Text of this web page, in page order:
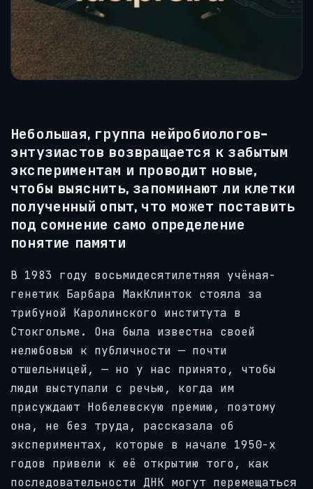
Небольшая, группа нейробиологов-
энтузиастов возвращается к забытым
экспериментам и проводит новые,
чтобы выяснить, запоминают ли клетки
полученный опыт, что может поставить
под сомнение само определение
понятие памяти
В 1983 году восьмидесятилетняя учёная-
генетик Барбара МакКлинток стояла за
трибуной Каролинского института в
Стокгольме. Она была известна своей
нелюбовью к публичности — почти
отшельницей, — но у нас принято, чтобы
люди выступали с речью, когда им
присуждают Нобелевскую премию, поэтому
она, не без труда, рассказала об
экспериментах, которые в начале 1950-х
годов привели к её открытию того, как
последовательности ДНК могут перемещаться